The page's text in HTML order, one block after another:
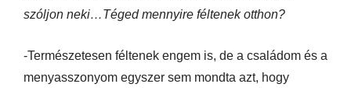
szóljon neki…Téged mennyire féltenek otthon?
-Természetesen féltenek engem is, de a családom és a
menyasszonyom egyszer sem mondta azt, hogy